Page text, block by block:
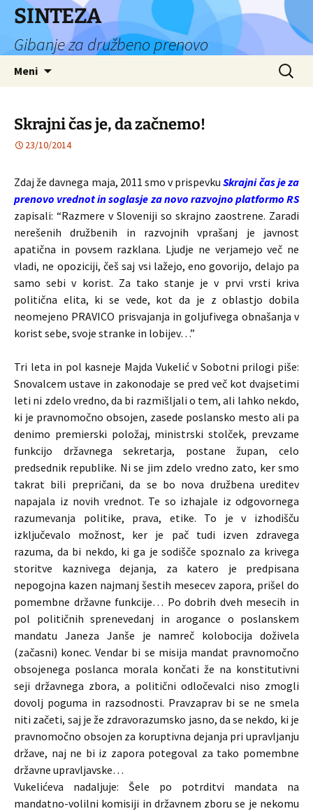
Preskoči
vsebino
SINTEZA
Gibanje za družbeno prenovo
Meni Išči:
Skrajni čas je, da začnemo!
23/10/2014
Zdaj že davnega maja, 2011 smo v prispevkuSkrajni čas je za
prenovo vrednot in soglasje za novo razvojno platformo RS
zapisali: “Razmere v Sloveniji so skrajno zaostrene. Zaradi
nerešenih družbenih in razvojnih vprašanj je javnost
apatična in povsem razklana. Ljudje ne verjamejo več ne
vladi, ne opoziciji, češ saj vsi lažejo, eno govorijo, delajo pa
samo sebi v korist. Za tako stanje je v prvi vrsti kriva
politična elita, ki se vede, kot da je z oblastjo dobila
neomejeno PRAVICO prisvajanja in goljufivega obnašanja v
korist sebe, svoje stranke in lobijev…”
Tri leta in pol kasneje Majda Vukelić v Sobotni prilogi piše:
Snovalcem ustave in zakonodaje se pred več kot dvajsetimi
leti ni zdelo vredno, da bi razmišljali o tem, ali lahko nekdo,
ki je pravnomočno obsojen, zasede poslansko mesto ali pa
denimo premierski položaj, ministrski stolček, prevzame
funkcijo državnega sekretarja, postane župan, celo
predsednik republike. Ni se jim zdelo vredno zato, ker smo
takrat bili prepričani, da se bo nova družbena ureditev
napajala iz novih vrednot. Te so izhajale iz odgovornega
razumevanja politike, prava, etike. To je v izhodišču
izključevalo možnost, ker je pač tudi izven zdravega
razuma, da bi nekdo, ki ga je sodišče spoznalo za krivega
storitve kaznivega dejanja, za katero je predpisana
nepogojna kazen najmanj šestih mesecev zapora, prišel do
pomembne državne funkcije… Po dobrih dveh mesecih in
pol političnih sprenevedanj in arogance o poslanskem
mandatu Janeza Janše je namreč kolobocija doživela
(začasni) konec. Vendar bi se misija mandat pravnomočno
obsojenega poslanca morala končati že na konstitutivni
seji državnega zbora, a politični odločevalci niso zmogli
dovolj poguma in razsodnosti. Pravzaprav bi se ne smela
niti začeti, saj je že zdravorazumsko jasno, da se nekdo, ki je
pravnomočno obsojen za koruptivna dejanja pri upravljanju
države, naj ne bi iz zapora potegoval za tako pomembne
državne upravljavske…
Vukelićeva nadaljuje: Šele po potrditvi mandata na
mandatno-volilni komisiji in državnem zboru se je nekomu